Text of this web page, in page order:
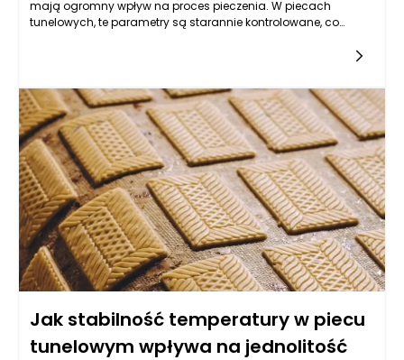
mają ogromny wpływ na proces pieczenia. W piecach
tunelowych, te parametry są starannie kontrolowane, co
procesów technologicznych związanych z obróbką termiczną
przez ciągły strumień gorącego powietrza, doskonale nadają
się do wielu systemów produkcji, od pieczywa po słodycze,
dzięki swojej zdolności do utrzymania stabilnych warunków
mikroklimatycznych.
Jak stabilność temperatury w piecu
tunelowym wpływa na jednolitość